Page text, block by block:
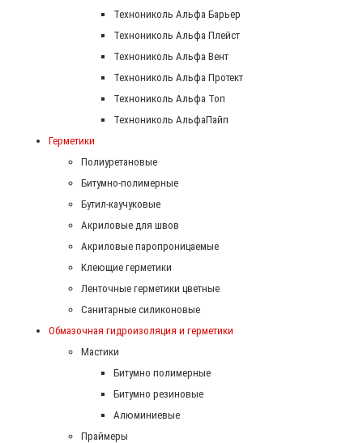
Технониколь Альфа Барьер
Технониколь Альфа Плейст
Технониколь Альфа Вент
Технониколь Альфа Протект
Технониколь Альфа Топ
Технониколь АльфаПайп
Герметики
Полиуретановые
Битумно-полимерные
Бутил-каучуковые
Акриловые для швов
Акриловые паропроницаемые
Клеющие герметики
Ленточные герметики цветные
Санитарные силиконовые
Обмазочная гидроизоляция и герметики
Мастики
Битумно полимерные
Битумно резиновые
Алюминиевые
Праймеры